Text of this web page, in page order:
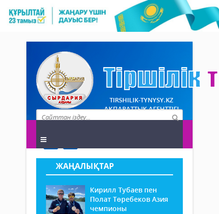
TIRSHILIK-TYNYSY.KZ
АҚПАРАТТЫҚ АГЕНТТІГІ
ЖАҢАЛЫҚТАР
Кирилл Тубаев пен
Полат Төребеков Азия
чемпионы